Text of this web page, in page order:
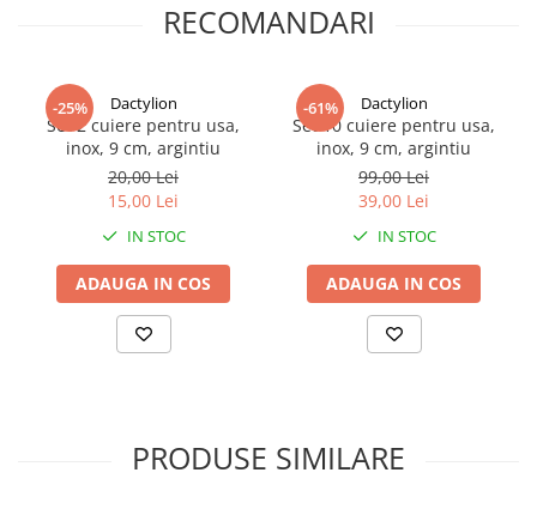
Designul pliabil si compact faciliteaza depozitarea atunci cand
Realizate din plastic rezistent si finisate intr-
o nuanta alba moderna, organizatoarele combina functionalitatea
Specificatii tehnice
Tip produs:organizator pliabil pentru umerase
Culoare: alb
Rotire:360°
Dimensiuni deschis:22 x 12.5 x 14 cm
Dimensiuni pliat:
Material:plastic rezistent
RECOMANDARI
-25% Dactylion
Set 2 cuiere pentru usa,
inox, 9 cm, argintiu
20,00 Lei
15,00 Lei
IN STOC
ADAUGA IN COS
-61% Dactylion
Set 10 cuiere pentru usa,
inox, 9 cm, argintiu
99,00 Lei
39,00 Lei
IN STOC
ADAUGA IN COS
PRODUSE SIMILARE